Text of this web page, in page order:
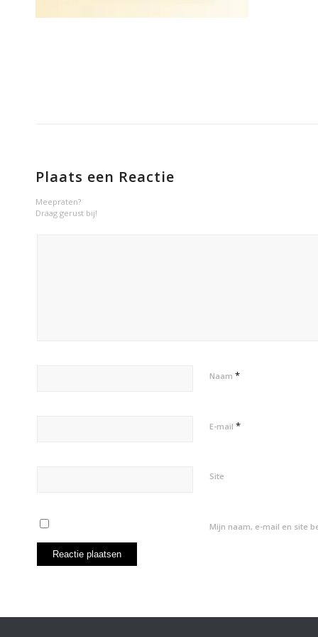
Plaats een Reactie
Meepraten?
Draag gerust bij!
Naam *
E-mail *
Site
Mijn naam, e-mail en site